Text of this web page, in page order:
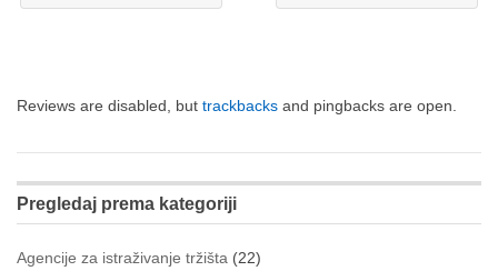
Reviews are disabled, but trackbacks and pingbacks are open.
Pregledaj prema kategoriji
Agencije za istraživanje tržišta (22)